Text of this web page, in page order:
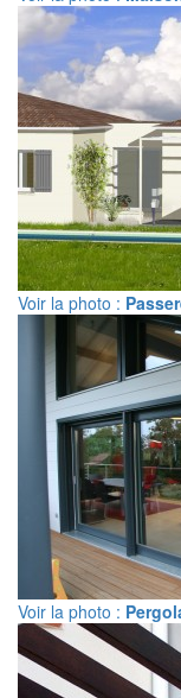
Voir la photo :
Voir la photo :